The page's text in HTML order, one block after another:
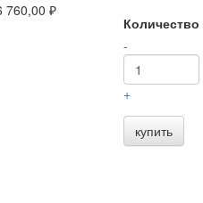
760,00 ₽
Количество
-
+
купить